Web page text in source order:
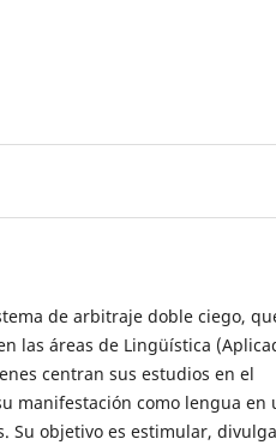
de arbitraje doble ciego,
las áreas de Lingüística
centran sus estudios en el
manifestación como lengua en
Su objetivo es estimular,